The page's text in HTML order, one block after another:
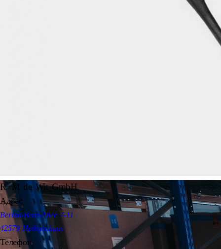
R+M de Wit GmbH
Адрес
Bertha-Benz-Allee 7-11
42579 Heiligenhaus
Телефон